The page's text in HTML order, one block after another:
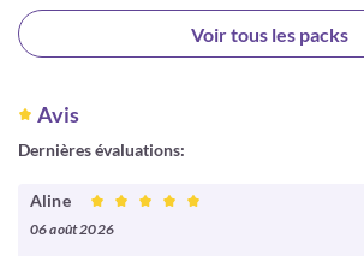
Voir tous les packs
Avis
Dernières évaluations:
Aline
06 août 2026